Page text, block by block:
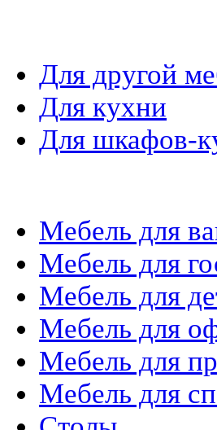
Для другой
Для кухни
Для шкафов-
Мебель для
Мебель для
Мебель для
Мебель для
Мебель для
Мебель для